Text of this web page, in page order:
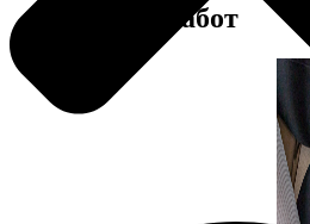
Примеры работ